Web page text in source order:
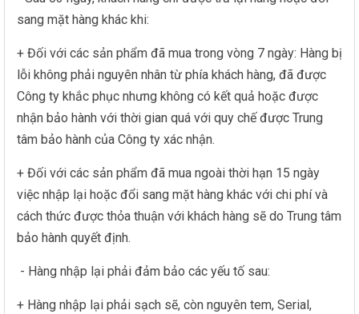
sang mặt hàng khác khi:
+ Đối với các sản phẩm đã mua trong vòng 7 ngày: Hàng bị
lỗi không phải nguyên nhân từ phía khách hàng, đã được
Công ty khắc phục nhưng không có kết quả hoặc được
nhận bảo hành với thời gian quá với quy chế được Trung
tâm bảo hành của Công ty xác nhận.
+ Đối với các sản phẩm đã mua ngoài thời hạn 15 ngày
việc nhập lại hoặc đổi sang mặt hàng khác với chi phí và
cách thức được thỏa thuận với khách hàng sẽ do Trung tâm
bảo hành quyết định.
- Hàng nhập lại phải đảm bảo các yếu tố sau:
+ Hàng nhập lại phải sạch sẽ, còn nguyên tem, Serial,